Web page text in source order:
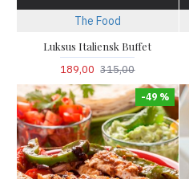
The Food
Luksus Italiensk Buffet
189,00 315,00
-49 %